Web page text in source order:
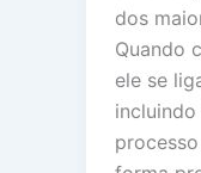
dos
Quando
ele se